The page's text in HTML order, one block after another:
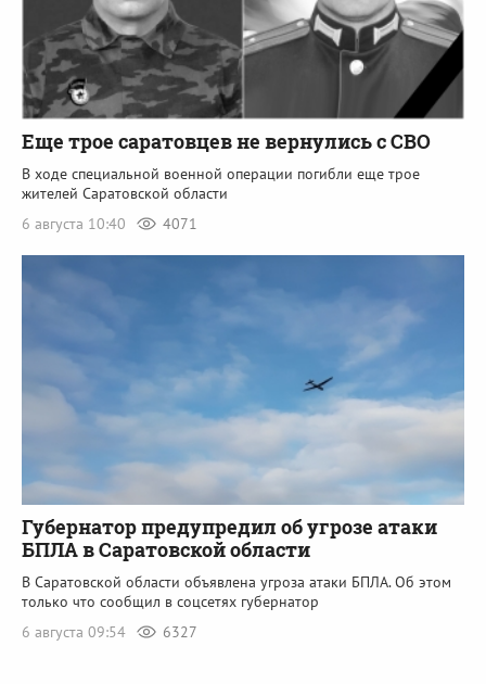
Еще трое саратовцев не вернулись с СВО
В ходе специальной военной операции погибли еще трое
жителей Саратовской области
6 августа 10:40
4071
Губернатор предупредил об угрозе атаки
БПЛА в Саратовской области
В Саратовской области объявлена угроза атаки БПЛА. Об этом
только что сообщил в соцсетях губернатор
6 августа 09:54
6327